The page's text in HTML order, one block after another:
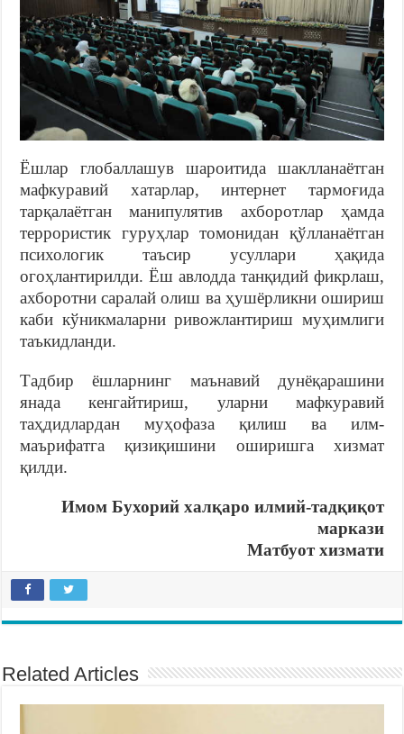
Ёшлар глобаллашув шароитида шаклланаётган
мафкуравий хатарлар, интернет тармоғида
тарқалаётган манипулятив ахборотлар ҳамда
террористик гуруҳлар томонидан қўлланаётган
психологик таъсир усуллари ҳақида
огоҳлантирилди. Ёш авлодда танқидий фикрлаш,
ахборотни саралай олиш ва ҳушёрликни ошириш
каби кўникмаларни ривожлантириш муҳимлиги
таъкидланди.
Тадбир ёшларнинг маънавий дунёқарашини
янада кенгайтириш, уларни мафкуравий
таҳдидлардан муҳофаза қилиш ва илм-
маърифатга қизиқишини оширишга хизмат
қилди.
Имом Бухорий халқаро илмий-тадқиқот
маркази
Матбуот хизмати
Related Articles